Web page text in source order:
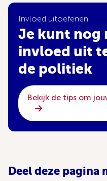
Invloed uitoefenen
Je kunt nog
invloed uit
de politiek
Bekijk de tips om
Deel deze pagina